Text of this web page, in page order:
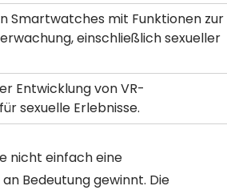
Smartwatches mit Funktionen zur
einschließlich sexueller
Entwicklung von VR-
sexuelle Erlebnisse.
nicht einfach eine
Bedeutung gewinnt. Die